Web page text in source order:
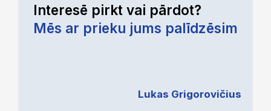
Interesē pirkt vai pārdot?
Mēs ar prieku jums palīdzēsim
Lukas Grigorovičius